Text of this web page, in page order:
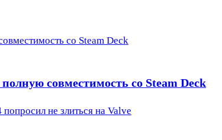
со Steam Deck
совместимость со Steam Deck
не злиться на Valve